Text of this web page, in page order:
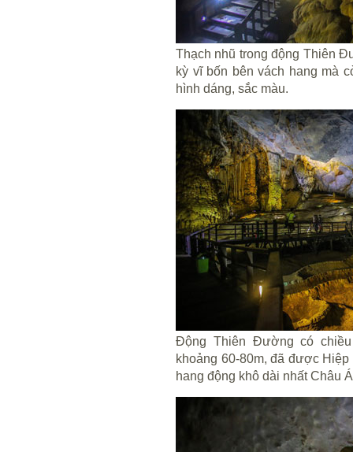
Thạch nhũ trong động Thiên
kỳ vĩ bốn bên vách hang mà
hình dáng, sắc màu.
Động Thiên Đường có
khoảng 60-80m, đã được
hang động khô dài nhất Châu